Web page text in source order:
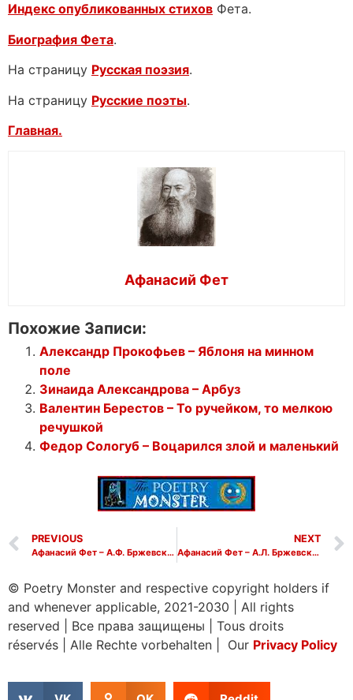
Индекс опубликованных стихов Фета.
Биография Фета.
На страницу Русская поэзия.
На страницу Русские поэты.
Главная.
Афанасий Фет
Похожие Записи:
Александр Прокофьев – Яблоня на минном
поле
Зинаида Александрова – Арбуз
Валентин Берестов – То ручейком, то мелкою
речушкой
Федор Сологуб – Воцарился злой и маленький
PREVIOUS
Афанасий Фет – А.Ф. Бржевскому
NEXT
Афанасий Фет – А.Л. Бржевской (Опять весна! Опять дрожат листы)
© Poetry Monster and respective copyright holders if
and whenever applicable, 2021-2030
All rights
reserved
Все права защищены
Tous droits
réservés
Alle Rechte vorbehalten | Our Privacy Policy